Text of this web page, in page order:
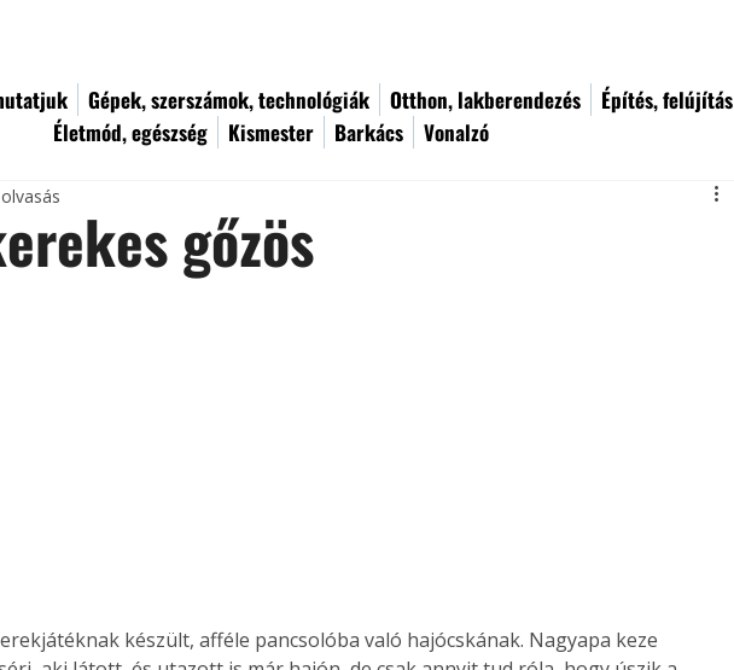
Gépek, szerszámok, technológiák Otthon, lakberendezés Építés, felújítás
Életmód, egészség
Kismester Barkács Vonalzó
gőzös
készült, afféle pancsolóba való hajócskának. Nagyapa keze